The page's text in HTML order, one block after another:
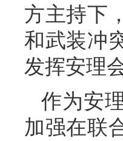
方主持下
和武装冲
发挥安理
作为安
加强在联